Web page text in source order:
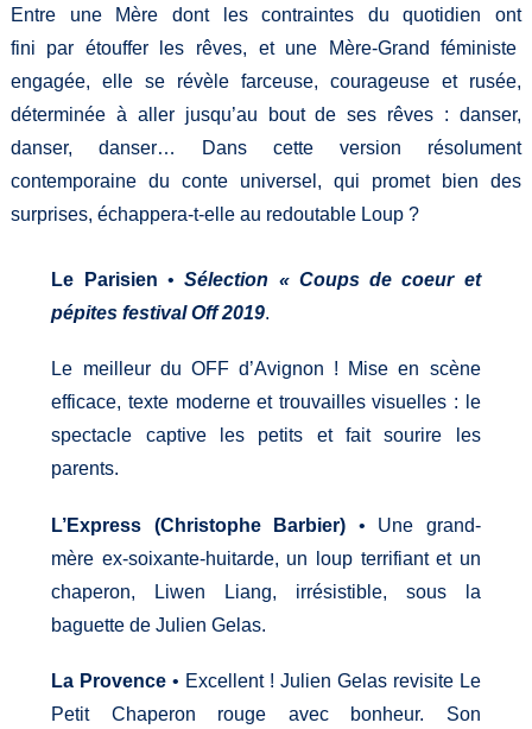
Entre une Mère dont les contraintes du quotidien ont
fini par étouffer les rêves, et une Mère-Grand féministe
engagée, elle se révèle farceuse, courageuse et rusée,
déterminée à aller jusqu’au bout de ses rêves : danser,
danser, danser… Dans cette version résolument
contemporaine du conte universel, qui promet bien des
surprises, échappera-t-elle au redoutable Loup ?
Le Parisien •Sélection « Coups de coeur et
pépites festival Off 2019.
Le meilleur du OFF d’Avignon ! Mise en scène
efficace, texte moderne et trouvailles visuelles : le
spectacle captive les petits et fait sourire les
parents.
L’Express (Christophe Barbier) • Une grand-
mère ex-soixante-huitarde, un loup terrifiant et un
chaperon, Liwen Liang, irrésistible, sous la
baguette de Julien Gelas.
La Provence • Excellent ! Julien Gelas revisite Le
Petit Chaperon rouge avec bonheur. Son